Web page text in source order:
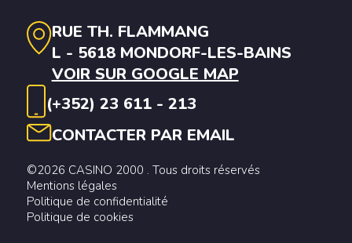
RUE TH. FLAMMANG
L - 5618 MONDORF-LES-BAINS
VOIR SUR GOOGLE MAP
(+352) 23 611 - 213
CONTACTER PAR EMAIL
©2026 CASINO 2000 . Tous droits réservés
Mentions légales
Politique de confidentialité
Politique de cookies